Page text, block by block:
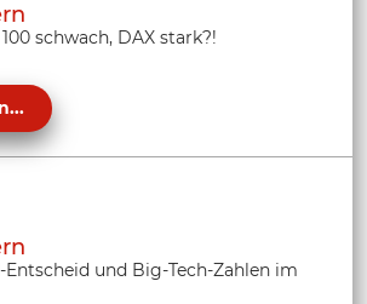
schwach, DAX stark?!
Entscheid und Big-Tech-Zahlen im